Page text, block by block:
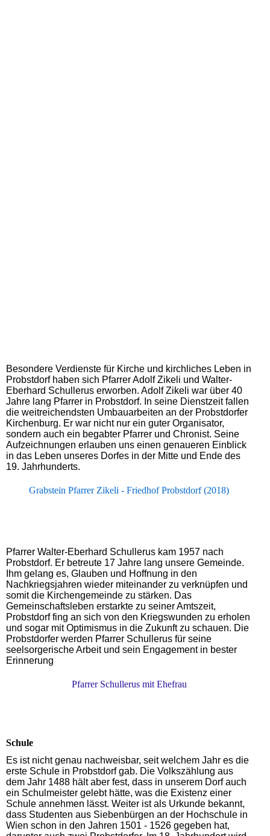
Besondere Verdienste für Kirche und kirchliches Leben in
Probstdorf haben sich Pfarrer Adolf Zikeli und Walter-
Eberhard Schullerus erworben. Adolf Zikeli war über 40
Jahre lang Pfarrer in Probstdorf. In seine Dienstzeit fallen
die weitreichendsten Umbauarbeiten an der Probstdorfer
Kirchenburg. Er war nicht nur ein guter Organisator,
sondern auch ein begabter Pfarrer und Chronist. Seine
Aufzeichnungen erlauben uns einen genaueren Einblick
in das Leben unseres Dorfes in der Mitte und Ende des
19. Jahrhunderts.
Grabstein Pfarrer Zikeli - Friedhof Probstdorf (2018)
Pfarrer Walter-Eberhard Schullerus kam 1957 nach
Probstdorf. Er betreute 17 Jahre lang unsere Gemeinde.
Ihm gelang es, Glauben und Hoffnung in den
Nachkriegsjahren wieder miteinander zu verknüpfen und
somit die Kirchengemeinde zu stärken. Das
Gemeinschaftsleben erstarkte zu seiner Amtszeit,
Probstdorf fing an sich von den Kriegswunden zu erholen
und sogar mit Optimismus in die Zukunft zu schauen. Die
Probstdorfer werden Pfarrer Schullerus für seine
seelsorgerische Arbeit und sein Engagement in bester
Erinnerung
Pfarrer Schullerus mit Ehefrau
Schule
Es ist nicht genau nachweisbar, seit welchem Jahr es die
erste Schule in Probstdorf gab. Die Volkszählung aus
dem Jahr 1488 hält aber fest, dass in unserem Dorf auch
ein Schulmeister gelebt hätte, was die Existenz einer
Schule annehmen lässt. Weiter ist als Urkunde bekannt,
dass Studenten aus Siebenbürgen an der Hochschule in
Wien schon in den Jahren 1501 - 1526 gegeben hat,